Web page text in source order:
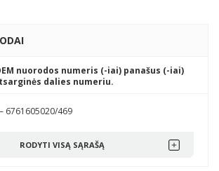
nuorodos numeris (-iai) panašus (-iai)
dalies numeriu.
6761605020/469
RODYTI VISĄ SĄRAŠĄ